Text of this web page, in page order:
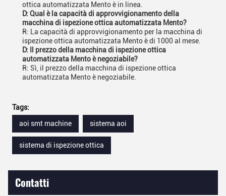
ottica automatizzata Mento è in linea.
D: Qual è la capacità di approvvigionamento della
macchina di ispezione ottica automatizzata Mento?
R: La capacità di approvvigionamento per la macchina di
ispezione ottica automatizzata Mento è di 1000 al mese.
D: Il prezzo della macchina di ispezione ottica
automatizzata Mento è negoziabile?
R: Sì, il prezzo della macchina di ispezione ottica
automatizzata Mento è negoziabile.
Tags:
aoi smt machine
sistema aoi
sistema di ispezione ottica
Contatti